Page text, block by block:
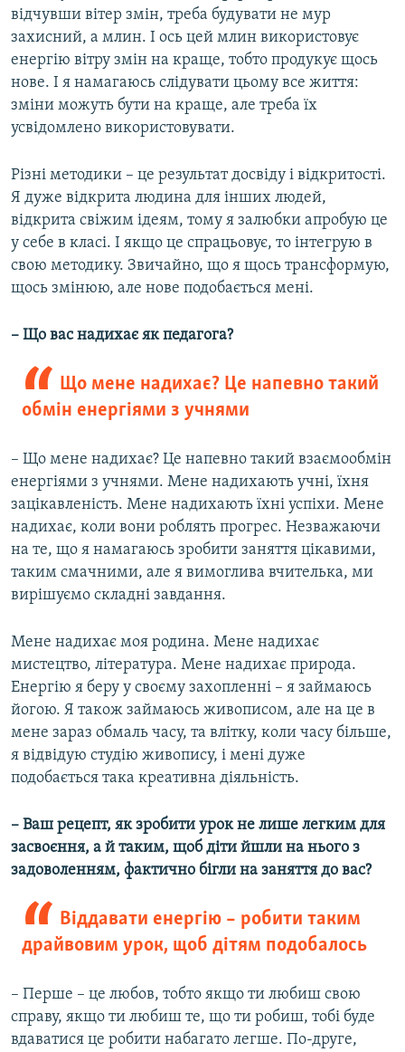
відчувши вітер змін, треба будувати не мур
захисний, а млин. І ось цей млин використовує
енергію вітру змін на краще, тобто продукує щось
нове. І я намагаюсь слідувати цьому все життя:
зміни можуть бути на краще, але треба їх
усвідомлено використовувати.
Різні методики – це результат досвіду і відкритості.
Я дуже відкрита людина для інших людей,
відкрита свіжим ідеям, тому я залюбки апробую це
у себе в класі. І якщо це спрацьовує, то інтегрую в
свою методику. Звичайно, що я щось трансформую,
щось змінюю, але нове подобається мені.
– Що вас надихає як педагога?
Що мене надихає? Це напевно такий
обмін енергіями з учнями
– Що мене надихає? Це напевно такий взаємообмін
енергіями з учнями. Мене надихають учні, їхня
зацікавленість. Мене надихають їхні успіхи. Мене
надихає, коли вони роблять прогрес. Незважаючи
на те, що я намагаюсь зробити заняття цікавими,
таким смачними, але я вимоглива вчителька, ми
вирішуємо складні завдання.
Мене надихає моя родина. Мене надихає
мистецтво, література. Мене надихає природа.
Енергію я беру у своєму захопленні – я займаюсь
йогою. Я також займаюсь живописом, але на це в
мене зараз обмаль часу, та влітку, коли часу більше,
я відвідую студію живопису, і мені дуже
подобається така креативна діяльність.
– Ваш рецепт, як зробити урок не лише легким для
засвоєння, а й таким, щоб діти йшли на нього з
задоволенням, фактично бігли на заняття до вас?
Віддавати енергію – робити таким
драйвовим урок, щоб дітям подобалось
– Перше – це любов, тобто якщо ти любиш свою
справу, якщо ти любиш те, що ти робиш, тобі буде
вдаватися це робити набагато легше. По-друге,